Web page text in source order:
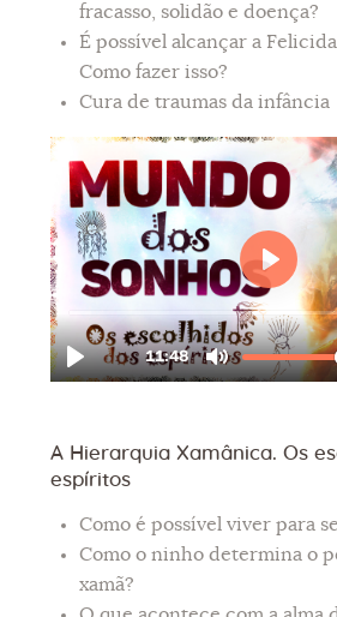
fracasso, solidão e doença?
É possível alcançar a
Como fazer isso?
Cura de traumas da infância
A Hierarquia Xamânica. Os
espíritos
Como é possível viver para
Como o ninho determina o
xamã?